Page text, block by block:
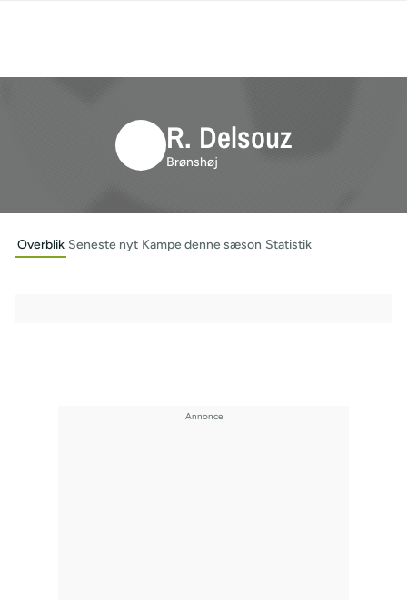
R. Delsouz
Brønshøj
Overblik Seneste nyt Kampe denne sæson Statistik